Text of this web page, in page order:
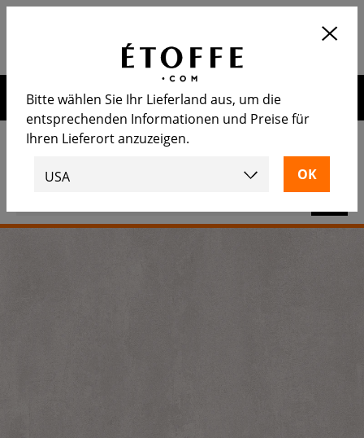
Calculez le nombre de rouleaux
nécessaire
OUVRIR
für unseren Newsletter anmelden
Bitte wählen Sie Ihr Lieferland aus, um die
entsprechenden Informationen und Preise für
Ihren Lieferort anzuzeigen.